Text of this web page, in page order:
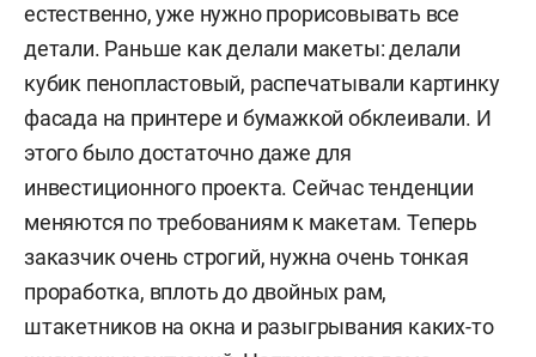
естественно, уже нужно прорисовывать все
детали. Раньше как делали макеты: делали
кубик пенопластовый, распечатывали картинку
фасада на принтере и бумажкой обклеивали. И
этого было достаточно даже для
инвестиционного проекта. Сейчас тенденции
меняются по требованиям к макетам. Теперь
заказчик очень строгий, нужна очень тонкая
проработка, вплоть до двойных рам,
штакетников на окна и разыгрывания каких-то